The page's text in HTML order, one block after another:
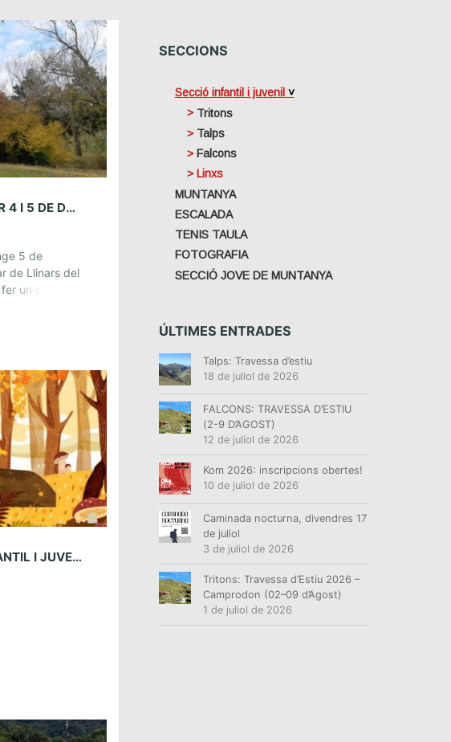
SORTIDA: CAMINADA POPULAR 4 I 5 DE DESEMBRE
5 de
de Llinars del
un centre-
CALENDARI DE LA SECCIÓ INFANTIL I JUVENIL
SECCIONS
Secció infantil i juvenil
Tritons
Talps
Falcons
Linxs
MUNTANYA
ESCALADA
TENIS TAULA
FOTOGRAFIA
SECCIÓ JOVE DE MUNTANYA
ÚLTIMES ENTRADES
Talps: Travessa d’estiu
18 de juliol de 2026
FALCONS: TRAVESSA D’ESTIU
(2-9 D’AGOST)
12 de juliol de 2026
Kom 2026: inscripcions obertes!
10 de juliol de 2026
Caminada nocturna, divendres 17
de juliol
3 de juliol de 2026
Tritons: Travessa d’Estiu 2026 –
Camprodon (02–09 d’Agost)
1 de juliol de 2026